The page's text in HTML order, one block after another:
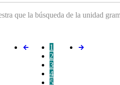
que la búsqueda de la unidad
1
2
3
4
5